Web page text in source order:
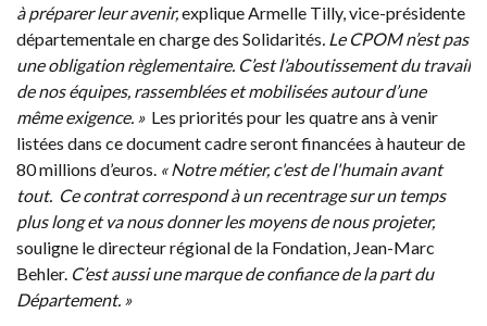
à préparer leur avenir,explique Armelle Tilly, vice-présidente
départementale en charge des Solidarités . Le CPOM n’est pas
une obligation règlementaire. C’est l’aboutissement du travail
de nos équipes, rassemblées et mobilisées autour d’une
même exigence. » Les priorités pour les quatre ans à venir
listées dans ce document cadre seront financées à hauteur de
80 millions d’euros. « Notre métier, c'est de l'humain avant
tout. Ce contrat correspond à un recentrage sur un temps
plus long et va nous donner les moyens de nous projeter,
souligne le directeur régional de la Fondation, Jean-Marc
Behler. C’est aussi une marque de confiance de la part du
Département. »